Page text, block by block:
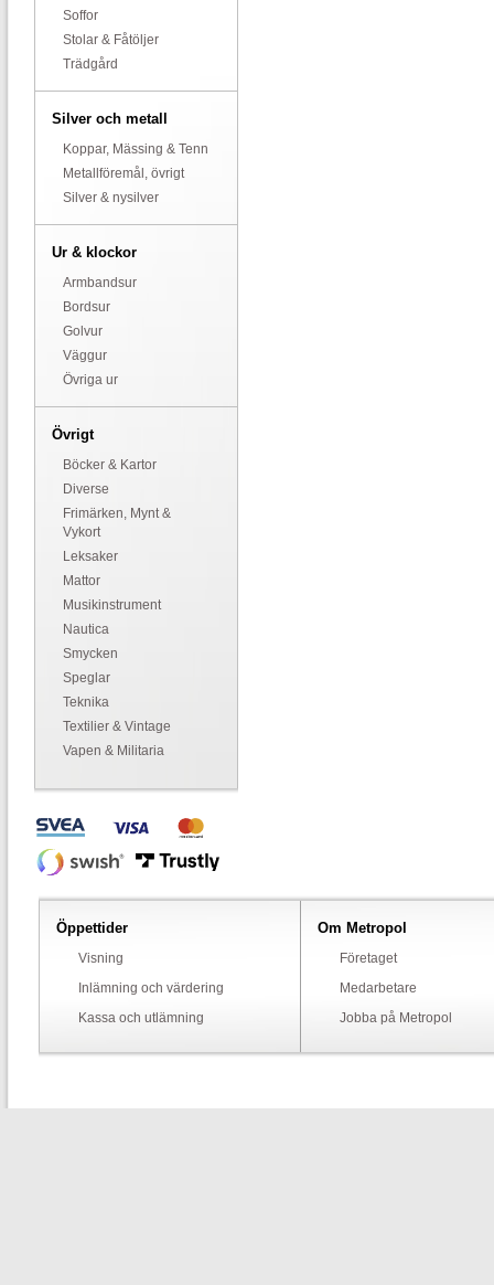
Soffor
Stolar & Fåtöljer
Trädgård
Silver och metall
Koppar, Mässing & Tenn
Metallföremål, övrigt
Silver & nysilver
Ur & klockor
Armbandsur
Bordsur
Golvur
Väggur
Övriga ur
Övrigt
Böcker & Kartor
Diverse
Frimärken, Mynt &
Vykort
Leksaker
Mattor
Musikinstrument
Nautica
Smycken
Speglar
Teknika
Textilier & Vintage
Vapen & Militaria
Öppettider
Visning
Inlämning och värdering
Kassa och utlämning
Om Metropol
Företaget
Medarbetare
Jobba på Metropol